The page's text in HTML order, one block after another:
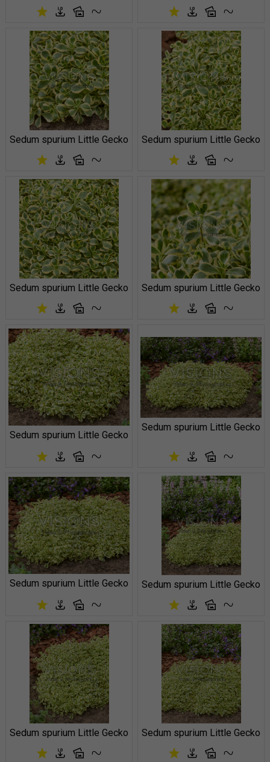
Sedum spurium Little Gecko Sedum spurium Little Gecko
Sedum spurium Little Gecko Sedum spurium Little Gecko
Sedum spurium Little Gecko
Sedum spurium Little Gecko
Sedum spurium Little Gecko Sedum spurium Little Gecko
Sedum spurium Little Gecko Sedum spurium Little Gecko